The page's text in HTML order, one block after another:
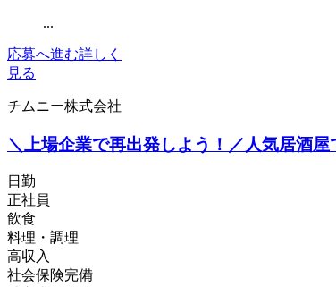
...
応募へ進む詳しく
見る
チムニー株式会社
＼上場企業で再出発しよう！／人気居酒
日勤
正社員
飲食
料理・調理
高収入
社会保険完備